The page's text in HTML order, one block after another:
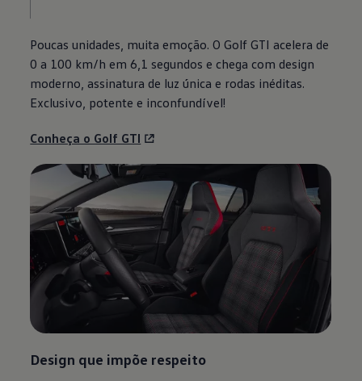
Poucas unidades, muita emoção. O Golf GTI acelera de
0 a 100 km/h em 6,1 segundos e chega com design
moderno, assinatura de luz única e rodas inéditas.
Exclusivo, potente e inconfundível!
Conheça o Golf GTI
Design que impõe respeito